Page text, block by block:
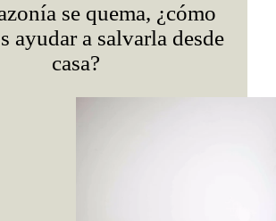
se quema, ¿cómo
ayudar a salvarla desde
casa?